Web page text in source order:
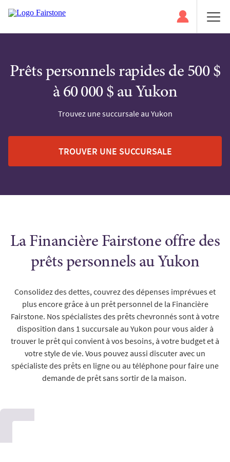
Prêts personnels rapides de 500 $
à 60 000 $ au Yukon
Trouvez une succursale au Yukon
TROUVER UNE SUCCURSALE
La Financière Fairstone offre des
prêts personnels au Yukon
Consolidez des dettes, couvrez des dépenses imprévues et
plus encore grâce à un prêt personnel de la Financière
Fairstone. Nos spécialistes des prêts chevronnés sont à votre
disposition dans 1 succursale au Yukon pour vous aider à
trouver le prêt qui convient à vos besoins, à votre budget et à
votre style de vie. Vous pouvez aussi discuter avec un
spécialiste des prêts en ligne ou au téléphone pour faire une
demande de prêt sans sortir de la maison.